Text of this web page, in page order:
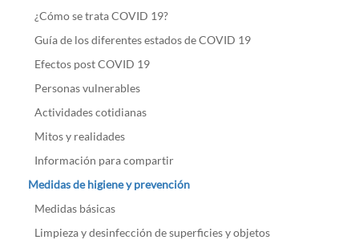
¿Cómo se trata COVID 19?
Guía de los diferentes estados de COVID 19
Efectos post COVID 19
Personas vulnerables
Actividades cotidianas
Mitos y realidades
Información para compartir
Medidas de higiene y prevención
Medidas básicas
Limpieza y desinfección de superficies y objetos